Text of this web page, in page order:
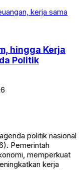
hingga Kerja
Politik
politik nasional
Pemerintah
memperkuat
kerja